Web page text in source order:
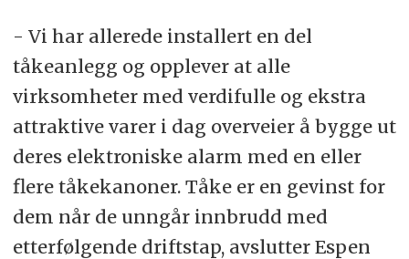
- Vi har allerede installert en del
tåkeanlegg og opplever at alle
virksomheter med verdifulle og ekstra
attraktive varer i dag overveier å bygge ut
deres elektroniske alarm med en eller
flere tåkekanoner. Tåke er en gevinst for
dem når de unngår innbrudd med
etterfølgende driftstap, avslutter Espen